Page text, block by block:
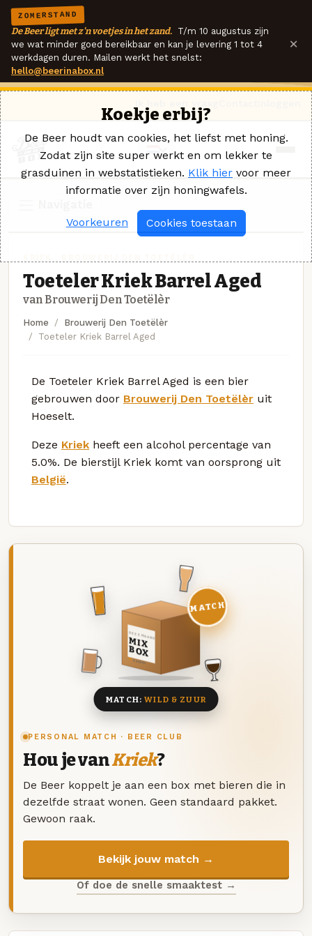
ZOMERSTAND
De Beer ligt met z'n voetjes in het zand. T/m 10 augustus zijn
we wat minder goed bereikbaar en kan je levering 1 tot 4
werkdagen duren. Mailen werkt het snelst:
hello@beerinabox.nl
×
Toeteler Kriek Barrel Aged
van Brouwerij Den Toetëlèr
Home
Brouwerij Den Toetëlèr
Toeteler Kriek Barrel Aged
De Toeteler Kriek Barrel Aged is een bier
gebrouwen door Brouwerij Den Toetëlèr uit
Hoeselt.
Deze Kriek heeft een alcohol percentage van
5.0%. De bierstijl Kriek komt van oorsprong uit
België.
PERSONAL MATCH · BEER CLUB
Hou je vanKriek?
De Beer koppelt je aan een box met bieren die in
dezelfde straat wonen. Geen standaard pakket.
Gewoon raak.
Bekijk jouw match →
Of doe de snelle smaaktest →
DEZE MAAND
MIX
BOX
8 BIEREN
MATCH
MATCH:WILD & ZUUR
Koekje erbij?
De Beer houdt van cookies, het liefst met honing.
Zodat zijn site super werkt en om lekker te
grasduinen in webstatistieken. Klik hier voor meer
informatie over zijn honingwafels.
Voorkeuren Cookies toestaan